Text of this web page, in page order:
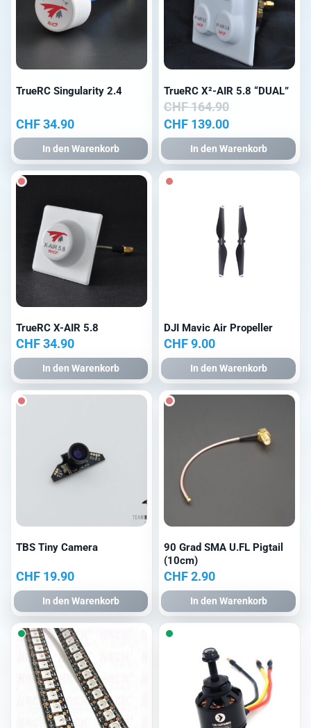
TrueRC Singularity 2.4
CHF34.90
In den Warenkorb
TrueRC X²-AIR 5.8 “DUAL”
CHF164.90
Ursprünglicher
Preis
war:
CHF 164.90
CHF139.00Aktueller
Preis
ist:
CHF 139.00.
In den Warenkorb
TrueRC X-AIR 5.8
CHF34.90
In den Warenkorb
DJI Mavic Air Propeller
CHF9.00
In den Warenkorb
TBS Tiny Camera
CHF 19.90
In den Warenkorb
90 Grad SMA U.FL Pigtail
(10cm)
CHF2.90
In den Warenkorb